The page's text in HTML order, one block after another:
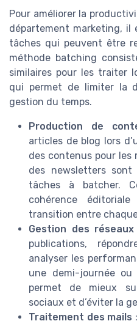
Pour améliorer la
département marketing, il
tâches qui peuvent être
méthode batching
similaires pour les traiter
qui permet de limiter la
gestion du temps.
Production de
articles de blog lors
des contenus pour les
des newsletters
tâches à batcher.
cohérence
transition entre
Gestion des
publications,
analyser les
une demi-journée
permet de mieux
sociaux et d’éviter la
Traitement des mails